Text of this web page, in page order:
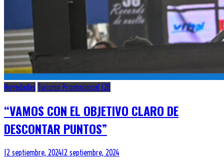
Novedades Turismo Promocional 128
“VAMOS CON EL OBJETIVO CLARO DE
DESCONTAR PUNTOS”
12 septiembre, 202412 septiembre, 2024